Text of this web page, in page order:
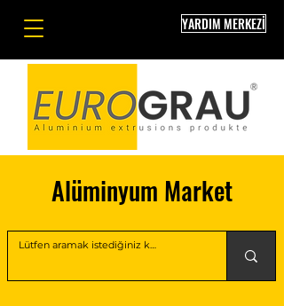
YARDIM MERKEZİ
Alüminyum Market